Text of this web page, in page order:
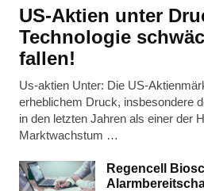
US-Aktien unter
Technologie
fallen!
Us-aktien Unter: Die US-
erheblichem Druck, insbesondere
in den letzten Jahren als einer der
Marktwachstum …
Regencell